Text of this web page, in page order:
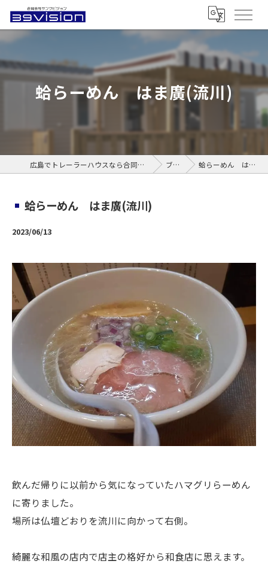
蛤らーめん はま廣(流川)
広島でトレーラーハウスなら合同会社サンクビジョン ブログ 蛤らーめん はま廣(流川)
蛤らーめん はま廣(流川)
2023/06/13
飲んだ帰りに以前から気になっていたハマグリらーめん
に寄りました。
場所は仏壇どおりを流川に向かって右側。
綺麗な和風の店内で店主の格好から和食店に思えます。